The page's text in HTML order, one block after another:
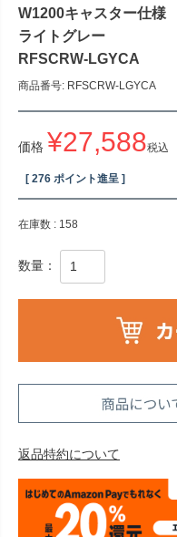
W1200キャスター仕様
ライトグレー
RFSCRW-LGYCA
商品番号 RFSCRW-LGYCA
価格 ¥27,588税込
[ 276 ポイント進呈 ]
在庫数 158
返品特約について